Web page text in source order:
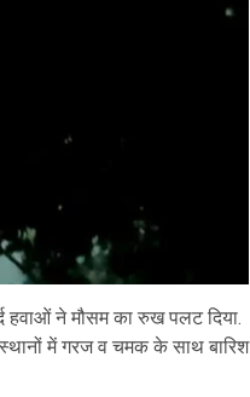
हवाओं ने मौसम का रुख पलट दिया.
में गरज व चमक के साथ बारिश